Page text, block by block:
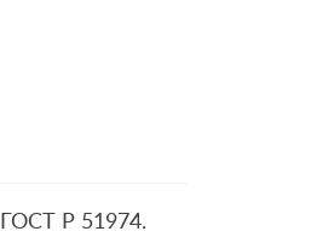
Р 51974.